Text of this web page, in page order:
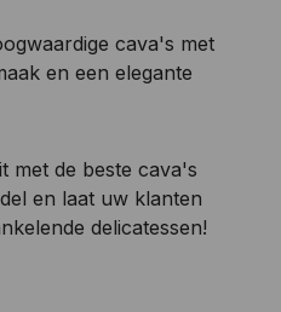
cava's met
en een elegante
met de beste cava's
en laat uw klanten
delicatessen!